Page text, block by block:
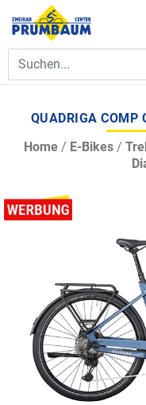
QUADRIGA
Home/ E-Bikes/